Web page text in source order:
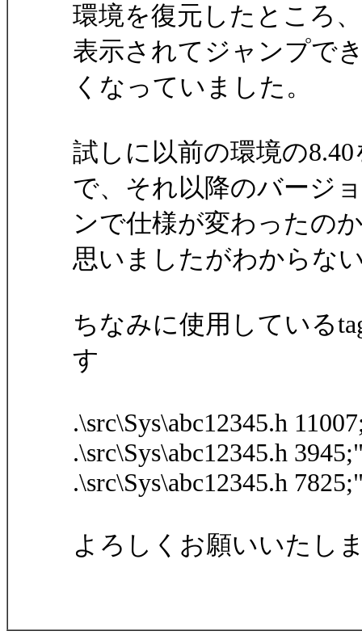
環境を復元したところ
表示されてジャンプで
くなっていました。
試しに以前の環境の
で、それ以降のバージョ
ンで仕様が変わったの
思いましたがわからな
ちなみに使用している
す
.\src\Sys\abc12345.h
.\src\Sys\abc12345.h
.\src\Sys\abc12345.h
よろしくお願いいたし